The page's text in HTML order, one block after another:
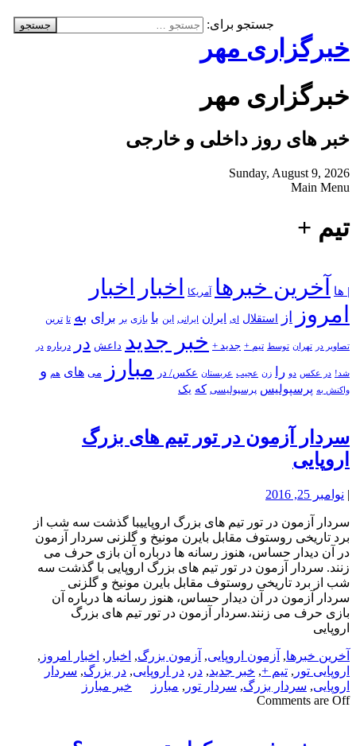
جستجو برای:
خبرگزاری مهر
خبرگزاری مهر
خبر های روز داخلی و خارجی
Sunday, August 9, 2026
Main Menu
تیم +
| ها آخرین خبرها آمریکا اخبار
اخبار
امروز
استقلال ای ایران ایرانی این با بازی بر برای به تا ترین
تصاویر در تهران توسط تیم + جدید + خبر جدید داعش در درباره در
شد! در عکس دو را زن عجیب عربستان عکس/ در مبارز می های هم و
واکنش به پرسپولیس پرسپولیسی که یک
سردار آزمون در تور تیم های بزرگ
اروپایی
نوامبر 25, 2016
سردار آزمون در تور تیم های بزرگ اروپاییبا گذشت سه شب از
برد تاریخی روستوف مقابل بایرن مونیخ و گلزنی سردار آزمون
در آن دیدار حساس، هنوز رسانه ها درباره آن بازی حرف می
زنند. سردار آزمون در تور تیم های بزرگ اروپایی با گذشت سه
شب از برد تاریخی روستوف مقابل بایرن مونیخ و گلزنی
سردار آزمون در آن دیدار حساس، هنوز رسانه ها درباره آن
بازی حرف می زنند.سردار آزمون در تور تیم های بزرگ
اروپایی
آخرین خبرها,آزمون اروپایی ,آزمون بزرگ,اخبار, اخبار امروز,
اروپایی تور, تیم +,خبر جدید,در, در اروپایی ,در بزرگ,سردار
اروپایی ,سردار بزرگ,سردار تور, مبارز
خبر مبارز
Comments are Off